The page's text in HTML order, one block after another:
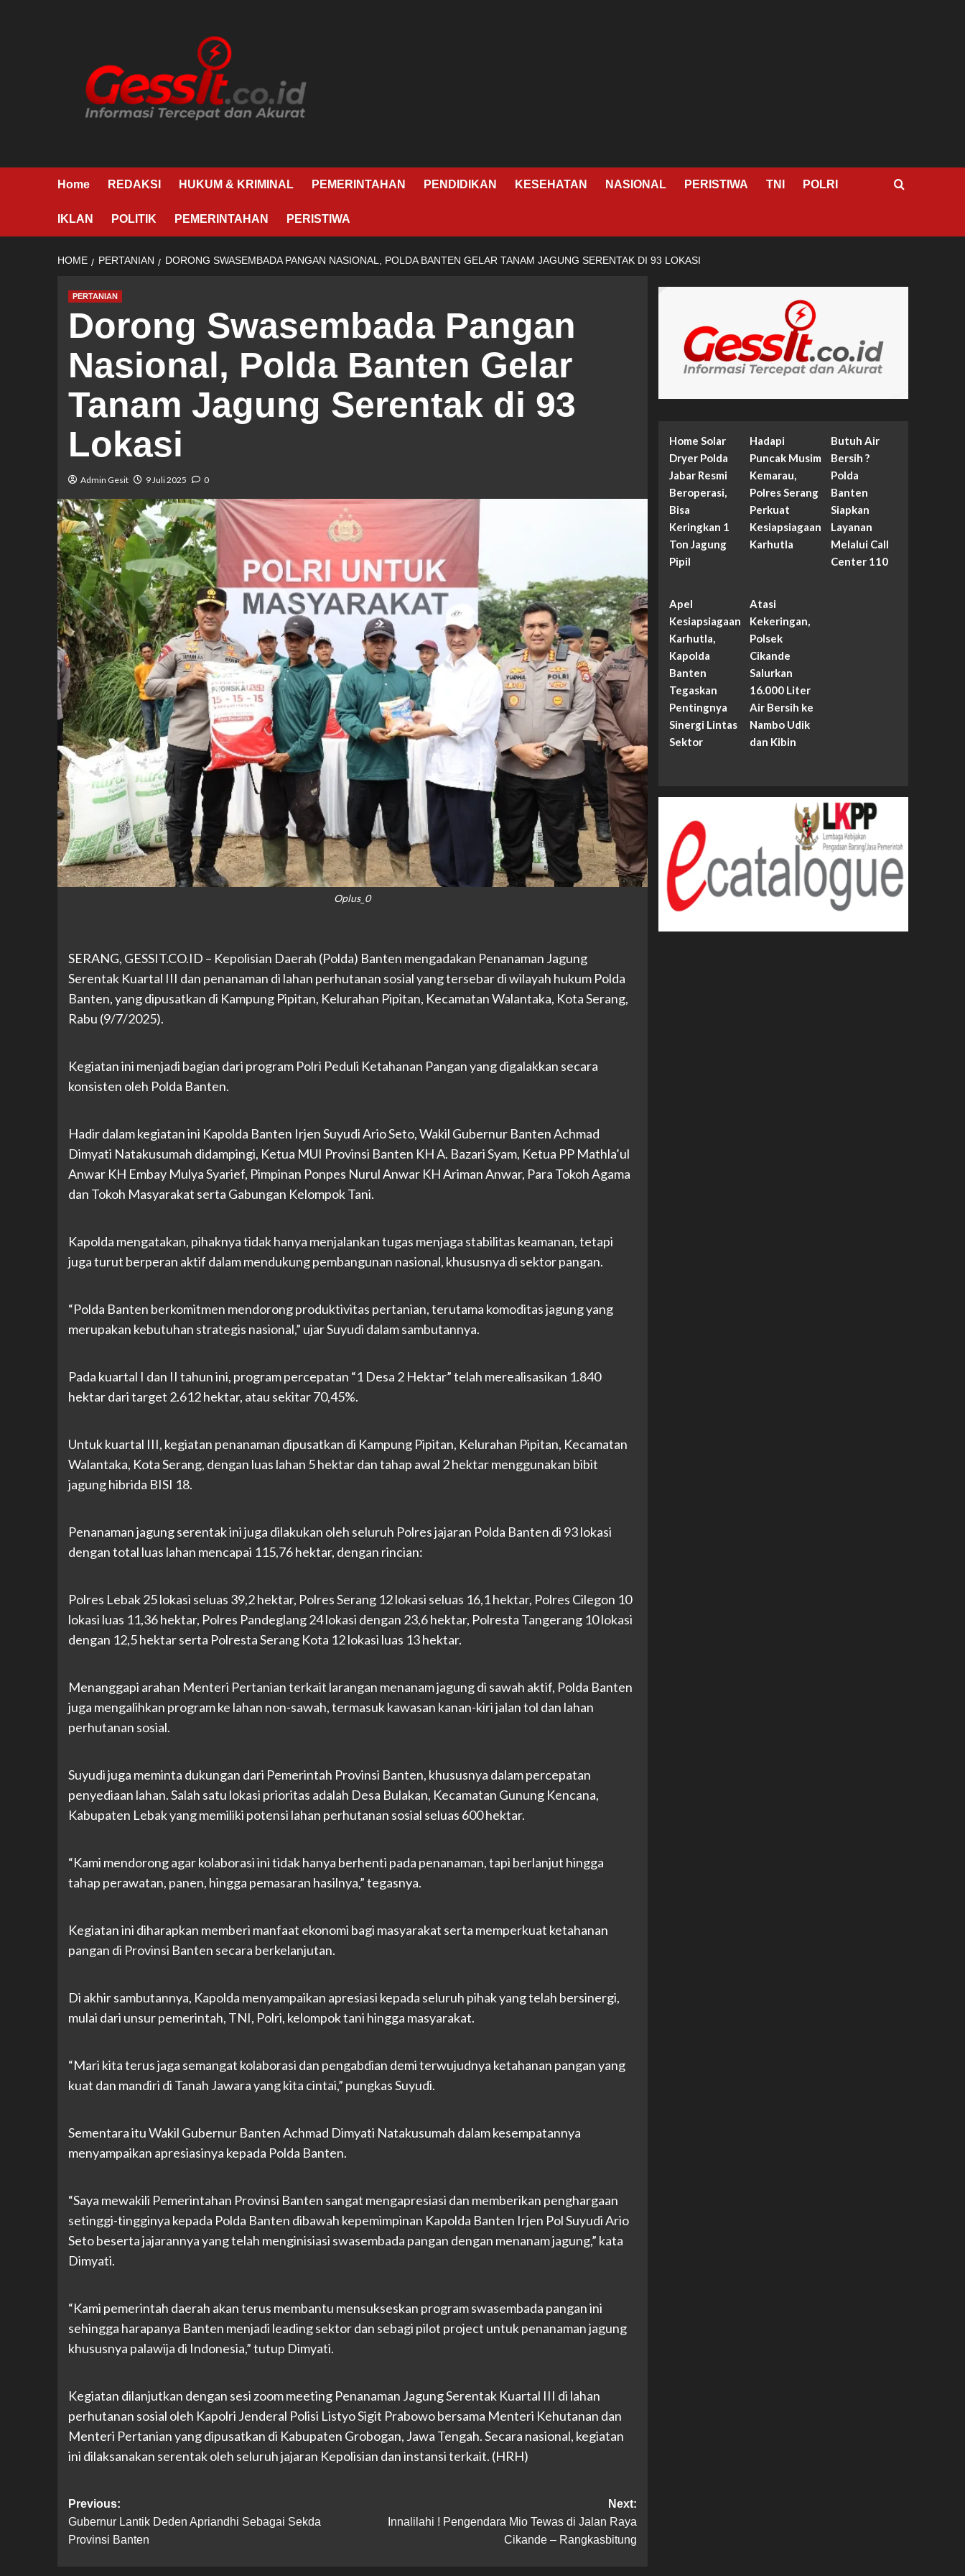
Home REDAKSI HUKUM & KRIMINAL PEMERINTAHAN PENDIDIKAN KESEHATAN NASIONAL PERISTIWA TNI POLRI
IKLAN POLITIK PEMERINTAHAN PERISTIWA
HOME PERTANIAN DORONG SWASEMBADA PANGAN NASIONAL, POLDA BANTEN GELAR TANAM JAGUNG SERENTAK DI 93 LOKASI
PERTANIAN
Dorong Swasembada Pangan
Nasional, Polda Banten Gelar
Tanam Jagung Serentak di 93
Lokasi
Admin Gesit 9 Juli 2025 0
Oplus_0
SERANG, GESSIT.CO.ID – Kepolisian Daerah (Polda) Banten mengadakan Penanaman Jagung
Serentak Kuartal III dan penanaman di lahan perhutanan sosial yang tersebar di wilayah hukum Polda
Banten, yang dipusatkan di Kampung Pipitan, Kelurahan Pipitan, Kecamatan Walantaka, Kota Serang,
Rabu (9/7/2025).
Kegiatan ini menjadi bagian dari program Polri Peduli Ketahanan Pangan yang digalakkan secara
konsisten oleh Polda Banten.
Hadir dalam kegiatan ini Kapolda Banten Irjen Suyudi Ario Seto, Wakil Gubernur Banten Achmad
Dimyati Natakusumah didampingi, Ketua MUI Provinsi Banten KH A. Bazari Syam, Ketua PP Mathla’ul
Anwar KH Embay Mulya Syarief, Pimpinan Ponpes Nurul Anwar KH Ariman Anwar, Para Tokoh Agama
dan Tokoh Masyarakat serta Gabungan Kelompok Tani.
Kapolda mengatakan, pihaknya tidak hanya menjalankan tugas menjaga stabilitas keamanan, tetapi
juga turut berperan aktif dalam mendukung pembangunan nasional, khususnya di sektor pangan.
“Polda Banten berkomitmen mendorong produktivitas pertanian, terutama komoditas jagung yang
merupakan kebutuhan strategis nasional,” ujar Suyudi dalam sambutannya.
Pada kuartal I dan II tahun ini, program percepatan “1 Desa 2 Hektar” telah merealisasikan 1.840
hektar dari target 2.612 hektar, atau sekitar 70,45%.
Untuk kuartal III, kegiatan penanaman dipusatkan di Kampung Pipitan, Kelurahan Pipitan, Kecamatan
Walantaka, Kota Serang, dengan luas lahan 5 hektar dan tahap awal 2 hektar menggunakan bibit
jagung hibrida BISI 18.
Penanaman jagung serentak ini juga dilakukan oleh seluruh Polres jajaran Polda Banten di 93 lokasi
dengan total luas lahan mencapai 115,76 hektar, dengan rincian:
Polres Lebak 25 lokasi seluas 39,2 hektar, Polres Serang 12 lokasi seluas 16,1 hektar, Polres Cilegon 10
lokasi luas 11,36 hektar, Polres Pandeglang 24 lokasi dengan 23,6 hektar, Polresta Tangerang 10 lokasi
dengan 12,5 hektar serta Polresta Serang Kota 12 lokasi luas 13 hektar.
Menanggapi arahan Menteri Pertanian terkait larangan menanam jagung di sawah aktif, Polda Banten
juga mengalihkan program ke lahan non-sawah, termasuk kawasan kanan-kiri jalan tol dan lahan
perhutanan sosial.
Suyudi juga meminta dukungan dari Pemerintah Provinsi Banten, khususnya dalam percepatan
penyediaan lahan. Salah satu lokasi prioritas adalah Desa Bulakan, Kecamatan Gunung Kencana,
Kabupaten Lebak yang memiliki potensi lahan perhutanan sosial seluas 600 hektar.
“Kami mendorong agar kolaborasi ini tidak hanya berhenti pada penanaman, tapi berlanjut hingga
tahap perawatan, panen, hingga pemasaran hasilnya,” tegasnya.
Kegiatan ini diharapkan memberi manfaat ekonomi bagi masyarakat serta memperkuat ketahanan
pangan di Provinsi Banten secara berkelanjutan.
Di akhir sambutannya, Kapolda menyampaikan apresiasi kepada seluruh pihak yang telah bersinergi,
mulai dari unsur pemerintah, TNI, Polri, kelompok tani hingga masyarakat.
“Mari kita terus jaga semangat kolaborasi dan pengabdian demi terwujudnya ketahanan pangan yang
kuat dan mandiri di Tanah Jawara yang kita cintai,” pungkas Suyudi.
Sementara itu Wakil Gubernur Banten Achmad Dimyati Natakusumah dalam kesempatannya
menyampaikan apresiasinya kepada Polda Banten.
“Saya mewakili Pemerintahan Provinsi Banten sangat mengapresiasi dan memberikan penghargaan
setinggi-tingginya kepada Polda Banten dibawah kepemimpinan Kapolda Banten Irjen Pol Suyudi Ario
Seto beserta jajarannya yang telah menginisiasi swasembada pangan dengan menanam jagung,” kata
Dimyati.
“Kami pemerintah daerah akan terus membantu mensukseskan program swasembada pangan ini
sehingga harapanya Banten menjadi leading sektor dan sebagi pilot project untuk penanaman jagung
khususnya palawija di Indonesia,” tutup Dimyati.
Kegiatan dilanjutkan dengan sesi zoom meeting Penanaman Jagung Serentak Kuartal III di lahan
perhutanan sosial oleh Kapolri Jenderal Polisi Listyo Sigit Prabowo bersama Menteri Kehutanan dan
Menteri Pertanian yang dipusatkan di Kabupaten Grobogan, Jawa Tengah. Secara nasional, kegiatan
ini dilaksanakan serentak oleh seluruh jajaran Kepolisian dan instansi terkait. (HRH)
Post
navigation
Previous:
Gubernur Lantik Deden Apriandhi Sebagai Sekda
Provinsi Banten
Next:
Innalilahi ! Pengendara Mio Tewas di Jalan Raya
Cikande – Rangkasbitung
Home Solar
Dryer Polda
Jabar Resmi
Beroperasi,
Bisa
Keringkan 1
Ton Jagung
Pipil
Hadapi
Puncak Musim
Kemarau,
Polres Serang
Perkuat
Kesiapsiagaan
Karhutla
Butuh Air
Bersih ?
Polda
Banten
Siapkan
Layanan
Melalui Call
Center 110
Apel
Kesiapsiagaan
Karhutla,
Kapolda
Banten
Tegaskan
Pentingnya
Sinergi Lintas
Sektor
Atasi
Kekeringan,
Polsek
Cikande
Salurkan
16.000 Liter
Air Bersih ke
Nambo Udik
dan Kibin